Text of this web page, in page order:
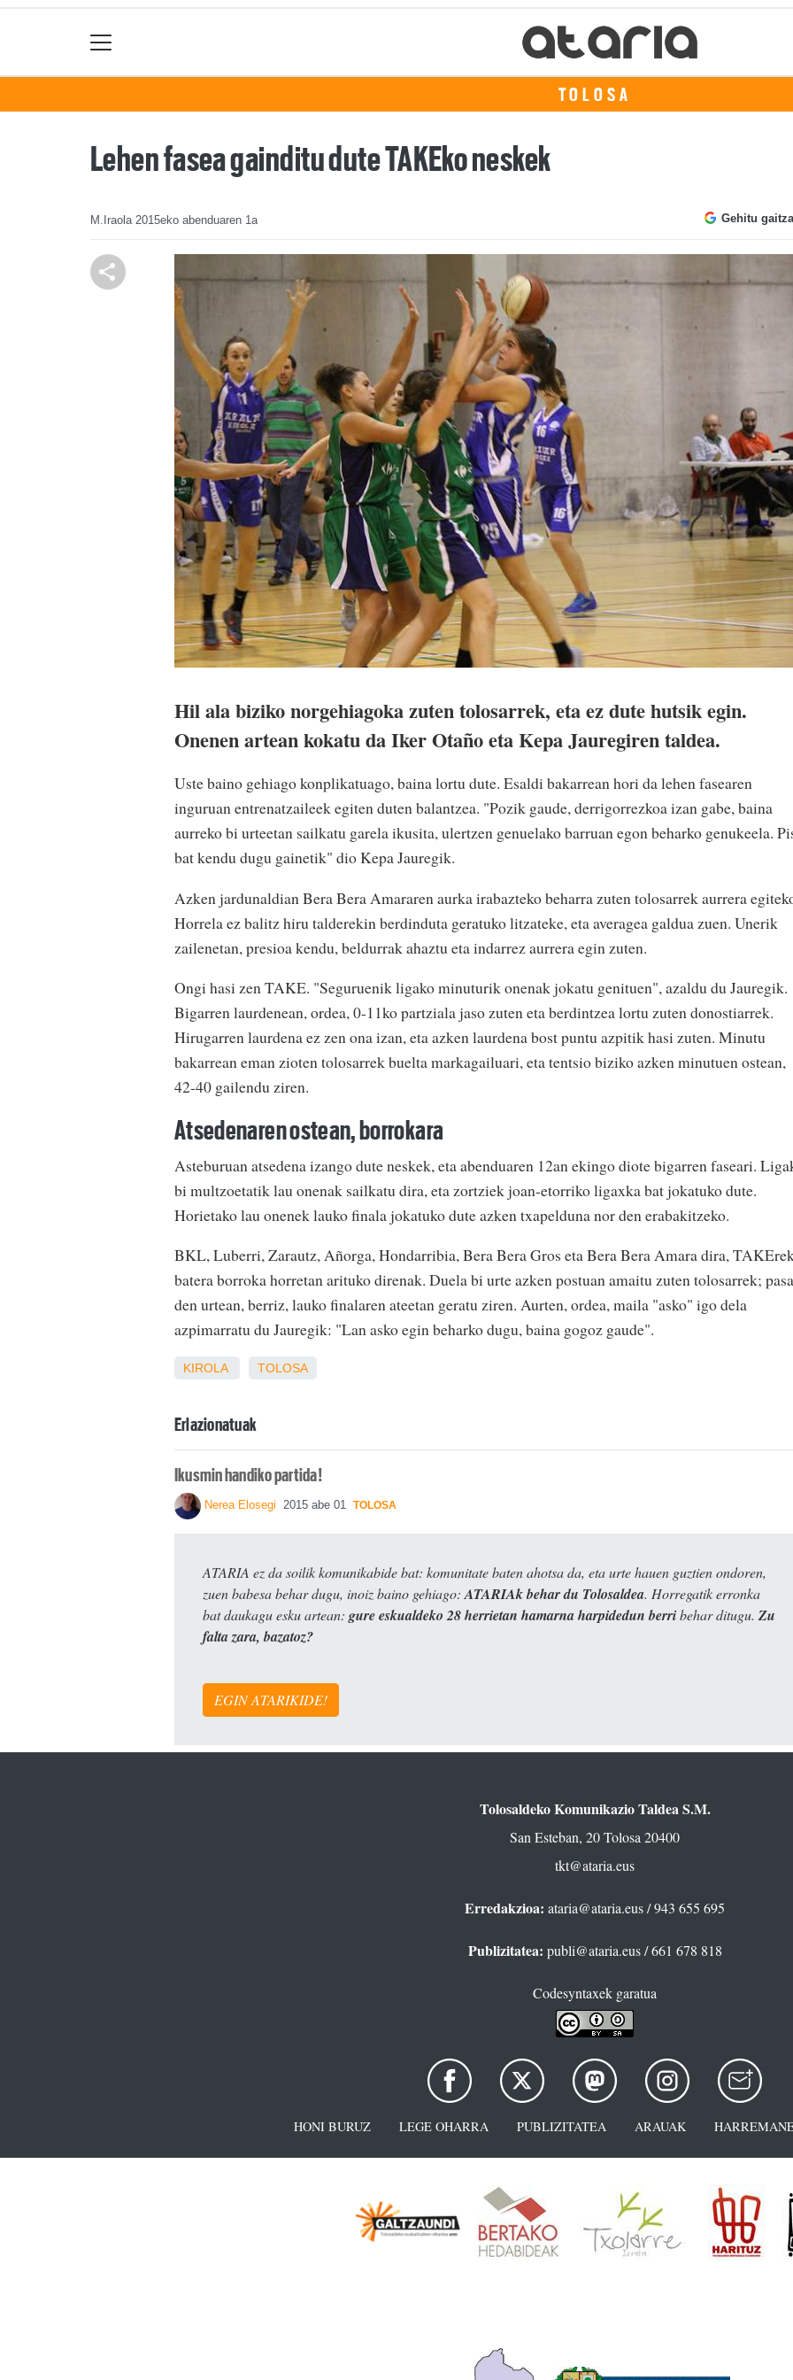
TOLOSA
Lehen fasea gainditu dute TAKEko neskek
M.Iraola 2015eko abenduaren 1a Gehitu
Hil ala biziko norgehiagoka zuten tolosarrek, eta ez dute hutsik egin.
Onenen artean kokatu da Iker Otaño eta Kepa Jauregiren taldea.
Uste baino gehiago konplikatuago, baina lortu dute. Esaldi bakarrean hori da lehen fasearen
inguruan entrenatzaileek egiten duten balantzea. "Pozik gaude, derrigorrezkoa izan gabe, baina
aurreko bi urteetan sailkatu garela ikusita, ulertzen genuelako barruan egon beharko genukeela.
bat kendu dugu gainetik" dio Kepa Jauregik.
Azken jardunaldian Bera Bera Amararen aurka irabazteko beharra zuten tolosarrek aurrera
Horrela ez balitz hiru talderekin berdinduta geratuko litzateke, eta averagea galdua zuen. Unerik
zailenetan, presioa kendu, beldurrak ahaztu eta indarrez aurrera egin zuten.
Ongi hasi zen TAKE. "Seguruenik ligako minuturik onenak jokatu genituen", azaldu du Jauregik.
Bigarren laurdenean, ordea, 0-11ko partziala jaso zuten eta berdintzea lortu zuten donostiarrek.
Hirugarren laurdena ez zen ona izan, eta azken laurdena bost puntu azpitik hasi zuten. Minutu
bakarrean eman zioten tolosarrek buelta markagailuari, eta tentsio biziko azken minutuen ostean,
42-40 gailendu ziren.
Atsedenaren ostean, borrokara
Asteburuan atsedena izango dute neskek, eta abenduaren 12an ekingo diote bigarren faseari.
bi multzoetatik lau onenak sailkatu dira, eta zortziek joan-etorriko ligaxka bat jokatuko dute.
Horietako lau onenek lauko finala jokatuko dute azken txapelduna nor den erabakitzeko.
BKL, Luberri, Zarautz, Añorga, Hondarribia, Bera Bera Gros eta Bera Bera Amara dira,
batera borroka horretan arituko direnak. Duela bi urte azken postuan amaitu zuten tolosarrek; pasa
den urtean, berriz, lauko finalaren ateetan geratu ziren. Aurten, ordea, maila "asko" igo dela
azpimarratu du Jauregik: "Lan asko egin beharko dugu, baina gogoz gaude".
KIROLA TOLOSA
Erlazionatuak
Ikusmin handiko partida!
Nerea Elosegi 2015 abe 01 TOLOSA
ATARIA ez da soilik komunikabide bat: komunitate baten ahotsa da, eta urte hauen guztien ondoren,
zuen babesa behar dugu, inoiz baino gehiago: ATARIAk behar du Tolosaldea. Horregatik erronka
bat daukagu esku artean: gure eskualdeko 28 herrietan hamarna harpidedun berribehar ditugu. Zu
falta zara, bazatoz?
EGIN ATARIKIDE!
Tolosaldeko Komunikazio Taldea S.M.
San Esteban, 20 Tolosa 20400
tkt@ataria.eus
Erredakzioa: ataria@ataria.eus/ 943 655 695
Publizitatea: publi@ataria.eus/ 661 678 818
Codesyntaxek garatua
HONI BURUZ LEGE OHARRA PUBLIZITATEA ARAUAK